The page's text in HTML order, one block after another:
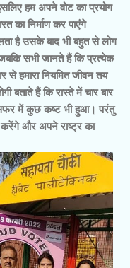
हम अपने वोट का प्रयोग
का निर्माण कर पाएंगे
है उसके बाद भी बहुत से लोग
सभी जानते हैं कि प्रत्येक
हमारा नियमित जीवन तय
बताते हैं कि रास्ते में चार बार
सफर में कुछ कष्ट भी हुआ। परंतु
करेंगे और अपने राष्ट्र का